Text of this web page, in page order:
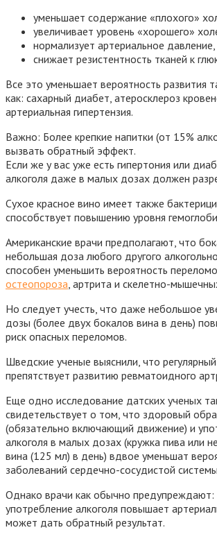
уменьшает содержание «плохого»
увеличивает уровень «хорошего»
нормализует артериальное давление,
снижает резистентность тканей к
Все это уменьшает вероятность развития
как: сахарный диабет, атеросклероз
артериальная гипертензия.
Важно: Более крепкие напитки (от 15%
вызвать обратный эффект.
Если же у вас уже есть гипертония или
алкоголя даже в малых дозах должен
Сухое красное вино имеет также
способствует повышению уровня
Американские врачи предполагают, что
небольшая доза любого другого
способен уменьшить вероятность
остеопороза , артрита и скелетно-
Но следует учесть, что даже небольшое
дозы (более двух бокалов вина в день)
риск опасных переломов.
Шведские ученые выяснили, что
препятствует развитию ревматоидного
Еще одно исследование датских ученых
свидетельствует о том, что здоровый
(обязательно включающий движение) и
алкоголя в малых дозах (кружка пива или
вина (125 мл) в день) вдвое уменьшат
заболеваний сердечно-сосудистой
Однако врачи как обычно предупреждают:
употребление алкоголя повышает
может дать обратный результат.